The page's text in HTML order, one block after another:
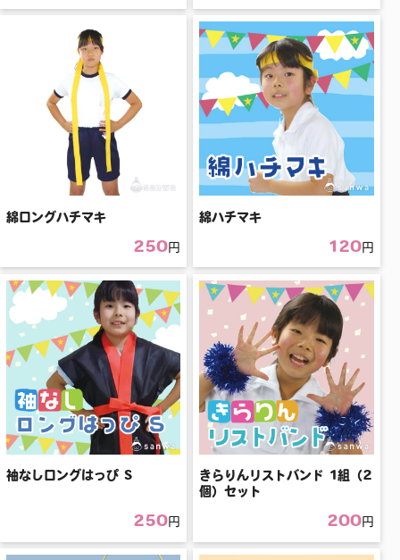
綿ロングハチマキ
250円
綿ハチマキ
120円
袖なしロングはっぴ S
250円
きらりんリストバンド 1組（2
個）セット
200円